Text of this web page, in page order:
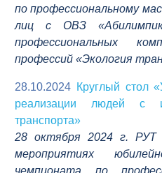
по профессиональному
лиц с ОВЗ
профессиональных
профессий «Экология
28.10.2024 Круглый стол
реализации людей с
транспорта»
28 октября 2024 г. РУТ
мероприятиях
чемпионата по